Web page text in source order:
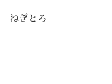
ねぎとろ